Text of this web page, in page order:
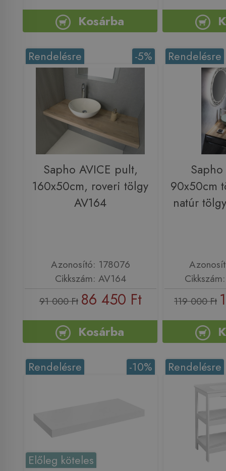
Kosárba
-5%
Rendelésre
Sapho AVICE pult,
160x50cm, roveri tölgy
AV164
Azonosító: 178076
Cikkszám: AV164
91 000 Ft 86 450 Ft
Kosárba
Rendelésre
90x50cm
natúr
119 000 Ft
-10%
Rendelésre
Előleg köteles
Rendelésre